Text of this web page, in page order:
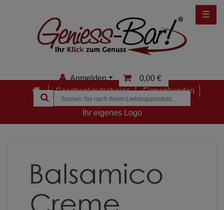
Anmelden
Anmelden
0,00 €
Geschenkgutscheine
Firmenkunden
Ihr eigenes Logo
☰